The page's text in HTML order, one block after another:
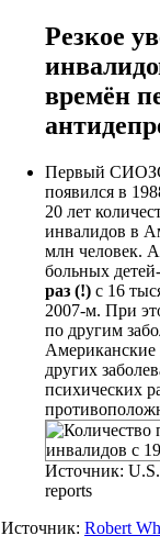
Резкое
времён
Первый СИОЗС
появился в
20 лет
инвалидов в
млн человек.
больных
раз (!) с 16
2007-м. При
по другим
Американские
других
психических
Источник:
reports
Источник: Robert